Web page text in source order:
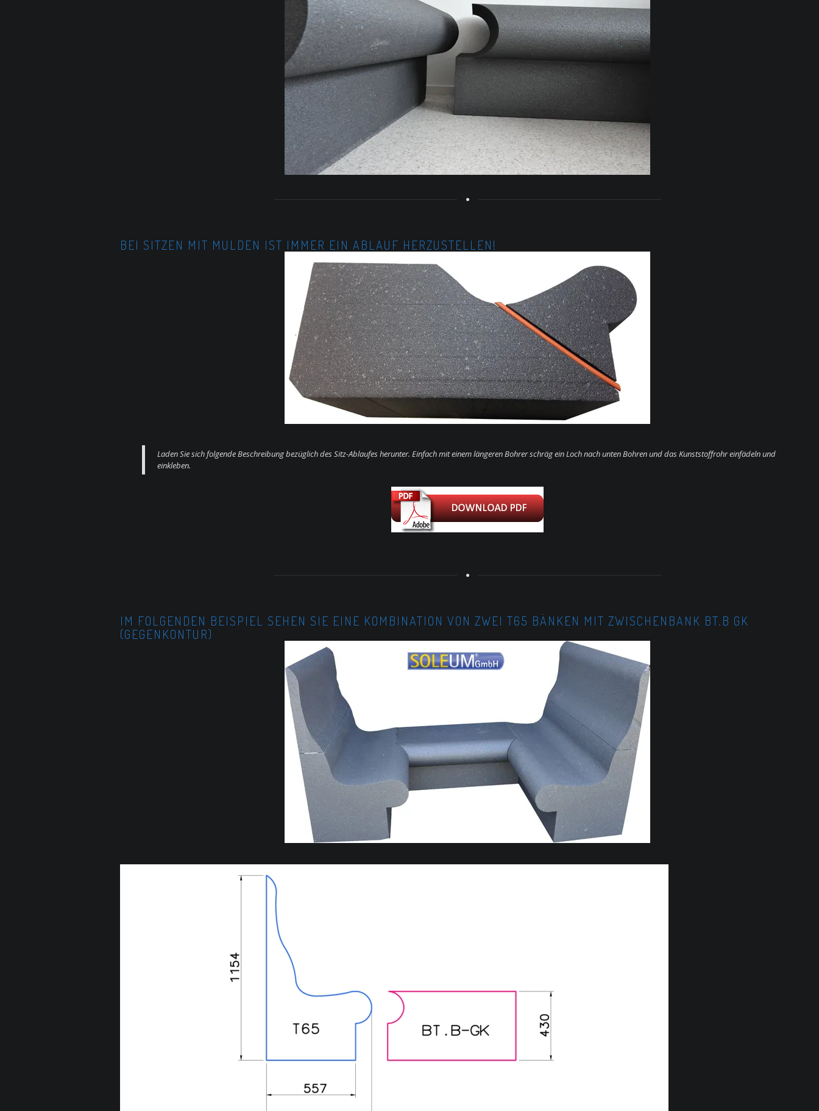
BEI SITZEN MIT MULDEN IST IMMER EIN ABLAUF HERZUSTELLEN!
Laden Sie sich folgende Beschreibung bezüglich des Sitz-Ablaufes herunter. Einfach mit einem längeren Bohrer schräg ein Loch nach unten Bohren und das Kunststoffrohr einfädeln und
einkleben.
IM FOLGENDEN BEISPIEL SEHEN SIE EINE KOMBINATION VON ZWEI T65 BÄNKEN MIT ZWISCHENBANK BT.B GK
(GEGENKONTUR)